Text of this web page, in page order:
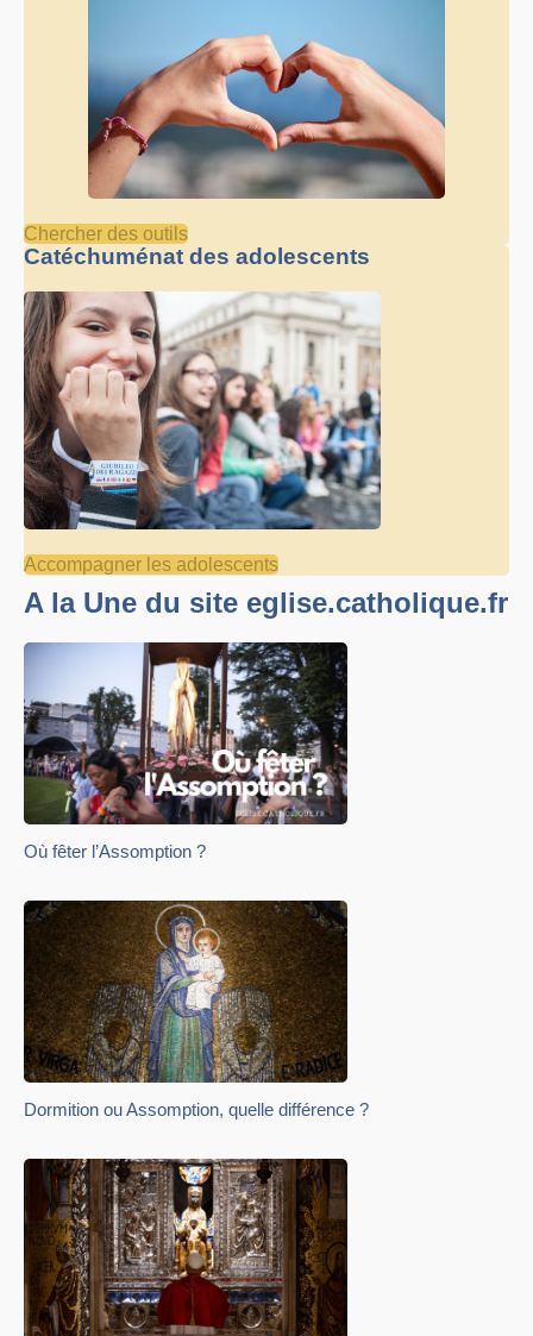
Chercher des outils
Catéchuménat des adolescents
Accompagner les adolescents
A la Une du site eglise.catholique.fr
Où fêter l’Assomption ?
Dormition ou Assomption, quelle différence ?